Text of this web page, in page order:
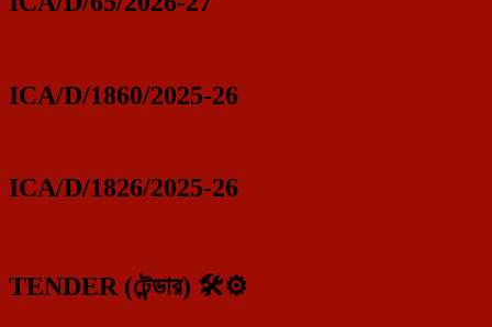
ICA/D/1860/2025-26
ICA/D/1826/2025-26
TENDER (টেন্ডার) 🛠️⚙️